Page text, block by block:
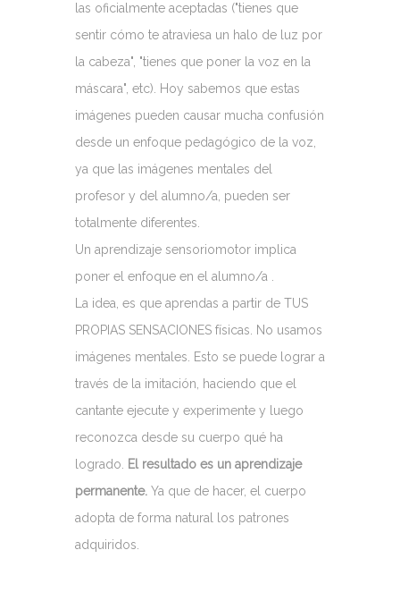
las oficialmente aceptadas ("tienes que
sentir cómo te atraviesa un halo de luz por
la cabeza", "tienes que poner la voz en la
máscara", etc). Hoy sabemos que estas
imágenes pueden causar mucha confusión
desde un enfoque pedagógico de la voz,
ya que las imágenes mentales del
profesor y del alumno/a, pueden ser
totalmente diferentes.
Un aprendizaje sensoriomotor implica
poner el enfoque en el alumno/a .
La idea, es que aprendas a partir de TUS
PROPIAS SENSACIONES físicas. No usamos
imágenes mentales. Esto se puede lograr a
través de la imitación, haciendo que el
cantante ejecute y experimente y luego
reconozca desde su cuerpo qué ha
logrado.
El resultado es un aprendizaje
permanente.Ya que de hacer, el cuerpo
adopta de forma natural los patrones
adquiridos.